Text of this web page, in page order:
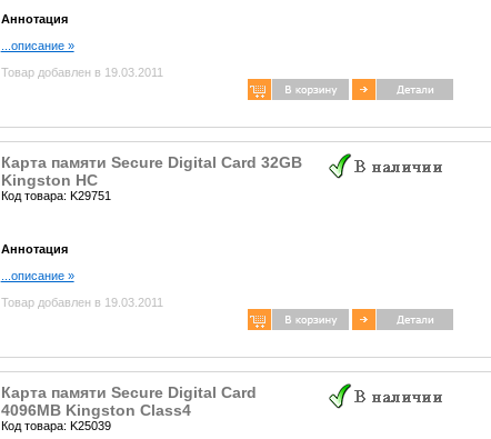
Аннотация
...описание »
Товар добавлен в 19.03.2011
Карта памяти Secure Digital Card 32GB
Kingston HC
Код товара: K29751
Аннотация
...описание »
Товар добавлен в 19.03.2011
Карта памяти Secure Digital Card
4096MB Kingston Class4
Код товара: K25039